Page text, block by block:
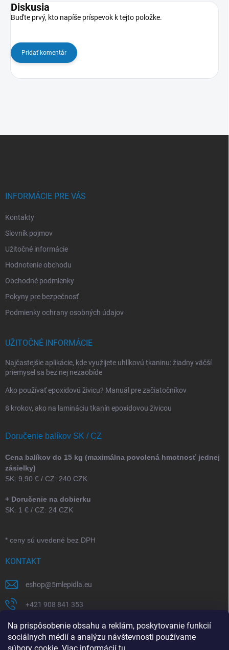
Na prispôsobenie obsahu a reklám, poskytovanie funkcií
sociálnych médií a analýzu návštevnosti používame
Diskusia
Buďte prvý, kto napíše príspevok k tejto položke.
Pridať komentár
INFORMÁCIE PRE VÁS
Kontakty
Slovník pojmov
Užitočné informácie
Hodnotenie obchodu
Obchodné podmienky
Pokyny pre bezpečnosť
Podmienky ochrany osobných údajov
UŽITOČNÉ INFORMÁCIE
Najčastejšie aplikácie, kde využijete uhlíkovú tkaninu: žiadny väčší
priemysel sa bez nej nezaobíde
Ako používať epoxidovú živicu? Manuál pre začiatočníkov
8 krokov, ako na lamináciu tkanín epoxidovou živicou
Doručenie balíkov SK / CZ
Cena balíkov do 15 kg (maximálna povolená hmotnosť jednej
zásielky)
SK: 9,90 € / CZ: 240 CZK
+ Doručenie na dobierku
SK: 1 € / CZ: 24 CZK
* ceny sú uvedené bez DPH
KONTAKT
eshop@5mlepidla.eu
+421 908 841 353
+421 907 164 773
5Mlepidla